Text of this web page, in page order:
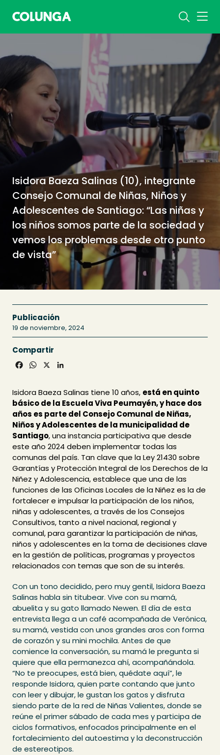
Isidora Baeza Salinas (10), integrante
Consejo Comunal de Niñas, Niños y
Adolescentes de Santiago: “Las niñas y
los niños somos parte de la sociedad y
vemos los problemas desde otro punto
de vista”
Publicación
19 de noviembre, 2024
Compartir
Facebook
WhatsApp
Isidora Baeza Salinas tiene 10 años, está en quinto
básico de la Escuela Viva Peumayén, y hace dos
años es parte del Consejo Comunal de Niñas,
Niños y Adolescentes de la municipalidad de
Santiago, una instancia participativa que desde
este año 2024 deben implementar todas las
comunas del país. Tan clave que la Ley 21430 sobre
Garantías y Protección Integral de los Derechos de la
Niñez y Adolescencia, establece que una de las
funciones de las Oficinas Locales de la Niñez es la de
fortalecer e impulsar la participación de los niños,
niñas y adolescentes, a través de los Consejos
Consultivos, tanto a nivel nacional, regional y
comunal, para garantizar la participación de niñas,
niños y adolescentes en la toma de decisiones clave
en la gestión de políticas, programas y proyectos
relacionados con temas que son de su interés.
Con un tono decidido, pero muy gentil, Isidora Baeza
Salinas habla sin titubear. Vive con su mamá,
abuelita y su gato llamado Newen. El día de esta
entrevista llega a un café acompañada de Verónica,
su mamá, vestida con unos grandes aros con forma
de corazón y su mini mochila. Antes de que
comience la conversación, su mamá le pregunta si
quiere que ella permanezca ahí, acompañándola.
“No te preocupes, está bien, quédate aquí”, le
responde Isidora, quien parte contando que junto
con leer y dibujar, le gustan los gatos y disfruta
siendo parte de la red de Niñas Valientes, donde se
reúne el primer sábado de cada mes y participa de
ciclos formativos, enfocados principalmente en el
fortalecimiento del autoestima y la deconstrucción
de estereotipos.